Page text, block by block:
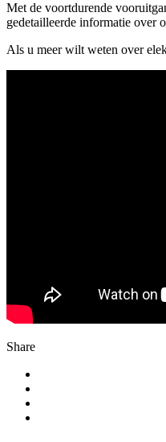
Met de voortdurende
gedetailleerde informatie over
Als u meer wilt weten over
Share